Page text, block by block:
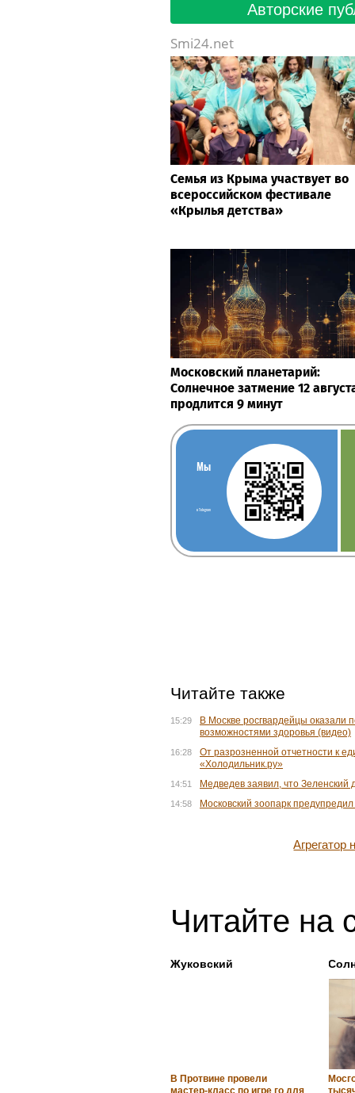
Авторские
Smi24.net
Семья из Крыма участвует во
всероссийском фестивале
«Крылья детства»
Московский планетарий:
Солнечное затмение 12
продлится 9 минут
Мы
в Telegram
Читайте также
15:29
В Москве росгвардейцы оказали
возможностями здоровья (видео)
16:28
От разрозненной отчетности к
«Холодильник.ру»
14:51 Медведев заявил, что Зеленский
14:58 Московский зоопарк
Читайте на
Жуковский
В Протвине провели